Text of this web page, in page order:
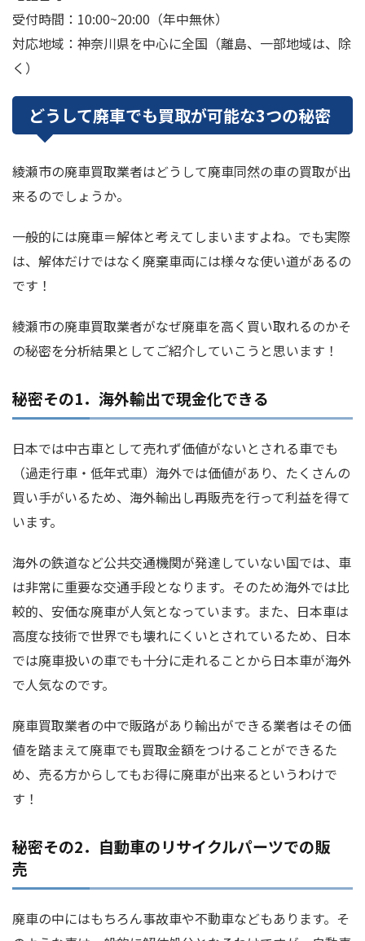
受付時間：10:00~20:00（年中無休）
対応地域：神奈川県を中心に全国（離島、一部地域は、除
く）
どうして廃車でも買取が可能な3つの秘密
綾瀬市の廃車買取業者はどうして廃車同然の車の買取が出
来るのでしょうか。
一般的には廃車＝解体と考えてしまいますよね。でも実際
は、解体だけではなく廃棄車両には様々な使い道があるの
です！
綾瀬市の廃車買取業者がなぜ廃車を高く買い取れるのかそ
の秘密を分析結果としてご紹介していこうと思います！
秘密その1．海外輸出で現金化できる
日本では中古車として売れず価値がないとされる車でも
（過走行車・低年式車）海外では価値があり、たくさんの
買い手がいるため、海外輸出し再販売を行って利益を得て
います。
海外の鉄道など公共交通機関が発達していない国では、車
は非常に重要な交通手段となります。そのため海外では比
較的、安価な廃車が人気となっています。また、日本車は
高度な技術で世界でも壊れにくいとされているため、日本
では廃車扱いの車でも十分に走れることから日本車が海外
で人気なのです。
廃車買取業者の中で販路があり輸出ができる業者はその価
値を踏まえて廃車でも買取金額をつけることができるた
め、売る方からしてもお得に廃車が出来るというわけで
す！
秘密その2．自動車のリサイクルパーツでの販
売
廃車の中にはもちろん事故車や不動車などもあります。そ